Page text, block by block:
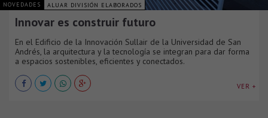
NOVEDADES ALUAR DIVISIÓN ELABORADOS
Innovar es construir futuro
En el Edificio de la Innovación Sullair de la Universidad de San
Andrés, la arquitectura y la tecnología se integran para dar forma
a espacios sostenibles, eficientes y conectados.
VER +